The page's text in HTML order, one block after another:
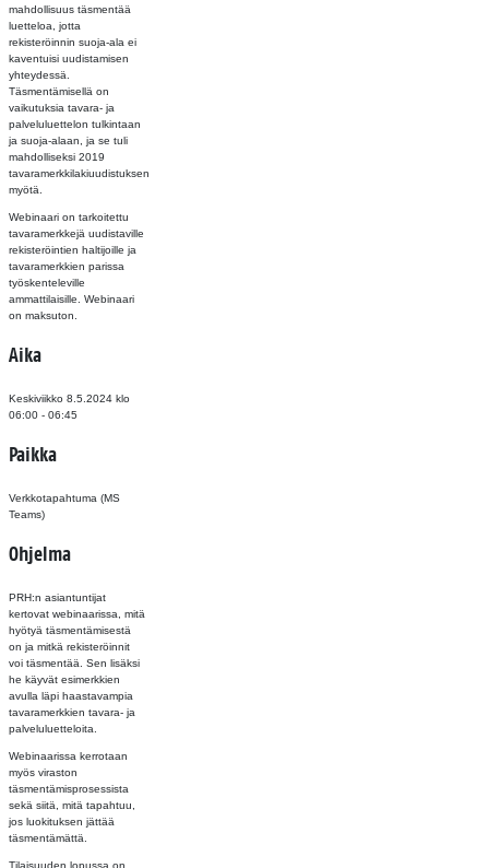
mahdollisuus täsmentää
luetteloa, jotta
rekisteröinnin suoja-ala ei
kaventuisi uudistamisen
yhteydessä.
Täsmentämisellä on
vaikutuksia tavara- ja
palveluluettelon tulkintaan
ja suoja-alaan, ja se tuli
mahdolliseksi 2019
tavaramerkkilakiuudistuksen
myötä.
Webinaari on tarkoitettu
tavaramerkkejä uudistaville
rekisteröintien haltijoille ja
tavaramerkkien parissa
työskenteleville
ammattilaisille. Webinaari
on maksuton.
Aika
Keskiviikko 8.5.2024klo
06:00 - 06:45
Paikka
Verkkotapahtuma (MS
Teams)
Ohjelma
PRH:n asiantuntijat
kertovat webinaarissa, mitä
hyötyä täsmentämisestä
on ja mitkä rekisteröinnit
voi täsmentää. Sen lisäksi
he käyvät esimerkkien
avulla läpi haastavampia
tavaramerkkien tavara- ja
palveluluetteloita.
Webinaarissa kerrotaan
myös viraston
täsmentämisprosessista
sekä siitä, mitä tapahtuu,
jos luokituksen jättää
täsmentämättä.
Tilaisuuden lopussa on